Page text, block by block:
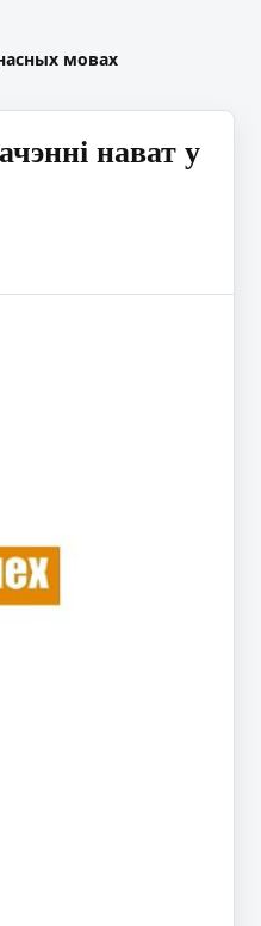
мовах
нават у